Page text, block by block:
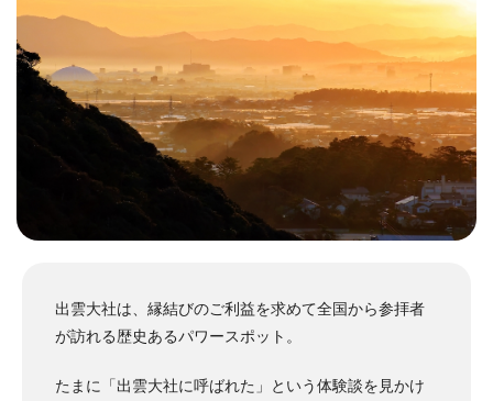
出雲大社は、縁結びのご利益を求めて全国から参拝者
が訪れる歴史あるパワースポット。
たまに「出雲大社に呼ばれた」という体験談を見かけ